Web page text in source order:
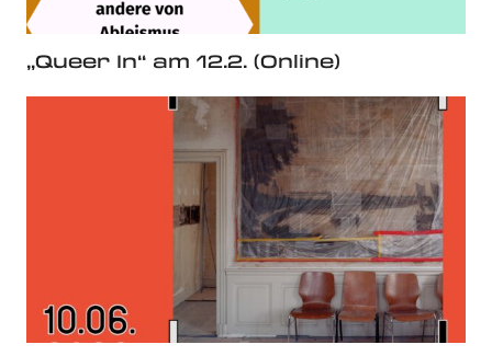
„Queer In“ am 12.2. (Online)